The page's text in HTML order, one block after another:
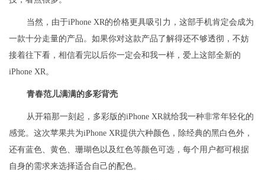
当然，由于iPhone XR的价格更具吸引力，这部手机肯定会成为
一款十分走量的产品。如果你对这款产品了解得还不够透彻，不妨
接着往下看，相信看完以后你一定会和我一样，爱上这部全新的
iPhone XR。
青春范儿满满的多彩背壳
从开箱那一刻起，多彩版的iPhone XR就给我一种非常年轻化的
感觉。这次苹果共为iPhone XR提供六种颜色，除经典的黑白色外，
还有蓝色、黄色、珊瑚色以及红色等颜色可选，每个用户都可根据
自身的需求来选择适合自己的配色。